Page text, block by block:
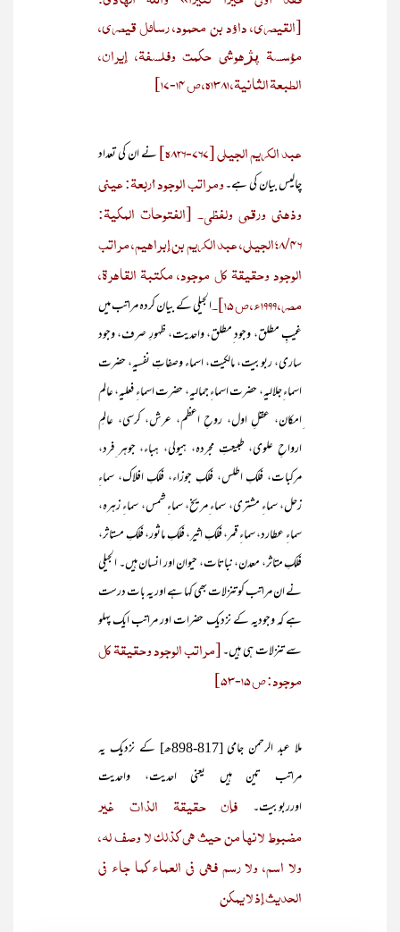
[القيصري، داؤد بن محمود، رسائل قيصري،
مؤسسة پژھوشی حكمت وفلسفة، إيران،
الطبعة الثانية، 1381ھ، ص 14-17]
عبد الکریم الجیلی [767-826ھ]
نے ان کی تعداد
چالیس بیان کی ہے۔ومراتب الوجود أربعة: عيني
وذهني ورقمي ولفظي۔ [الفتوحات المكية:
8/46؛ الجيلي، عبد الكريم بن إبراهيم، مراتب
الوجود وحقيقة كل موجود، مكتبة القاهرة،
مصر، 1999ء، ص 15]۔
الجیلی کے بیان کردہ مراتب میں
غیبِ مطلق، وجود ِمطلق، واحدیت، ظہورِ صرف، وجود
ساری، ربوبیت، مالکیت، اسماء وصفاتِ نفسیہ، حضرت
اسماء ِجلالیہ، حضرت اسماءِ جمالیہ، حضرت اسماءِ فعلیہ، عالم
ِامکان، عقلِ اول، روحِ اعظم، عرش، کرسی، عالمِ
ارواحِ علوی، طبیعتِ مجردہ، ہیولی، ہباء، جوہر ِفرد،
مرکبات، فلکِ اطلس، فلکِ جوزاء، فلکِ افلاک، سماءِ
زحل، سماءِ مشتری، سماء ِمریخ، سماءِ شمس، سماءِ زہرہ،
سماءِ عطارد، سماءِ قمر، فلکِ اثیر، فلکِ ماثور، فلکِ مستاثر،
فلکِ متاثر، معدن، نباتات، حیوان اور انسان ہیں۔ الجیلی
نے ان مراتب کو تنزلات بھی کہا ہے اور یہ بات درست
ہے کہ وجودیہ کے نزدیک حضرات اور مراتب ایک پہلو
سے تنزلات ہی ہیں۔[مراتب الوجود وحقيقة كل
موجود: ص 15-53]
ملا عبد الرحمن جامی [817-898ھ] کے نزدیک یہ
مراتب تین ہیں یعنی احدیت، واحدیت
اورربوبیت۔ فإن حقيقة الذات غير
مضبوط لأنها من حيث هي كذلك لا وصف له،
ولا اسم، ولا رسم فهي في العماء كما جاء في
الحديث إذ لا يمكن